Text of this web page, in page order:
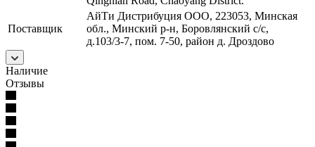
Поставщик
АйТи Дистрибуция ООО, 223053, Минская
обл., Минский р-н, Боровлянский с/с,
д.103/3-7, пом. 7-50, район д. Дроздово
Наличие
Отзывы